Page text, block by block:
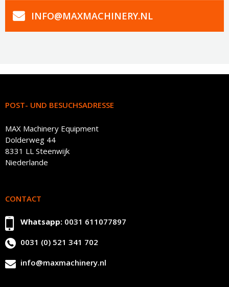
INFO@MAXMACHINERY.NL
POST- UND BESUCHSADRESSE
MAX Machinery Equipment
Dolderweg 44
8331 LL Steenwijk
Niederlande
CONTACT
Whatsapp: 0031 611077897
0031 (0) 521 341 702
info@maxmachinery.nl